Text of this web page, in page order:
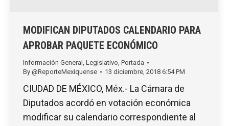
MODIFICAN DIPUTADOS CALENDARIO PARA
APROBAR PAQUETE ECONÓMICO
Información General Legislativo Portada
By @ReporteMexiquense 13 diciembre, 2018 6:54 PM
CIUDAD DE MÉXICO, Méx.- La Cámara de
Diputados acordó en votación económica
modificar su calendario correspondiente al